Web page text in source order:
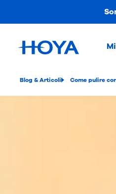
Blog & Articoli Come pulire